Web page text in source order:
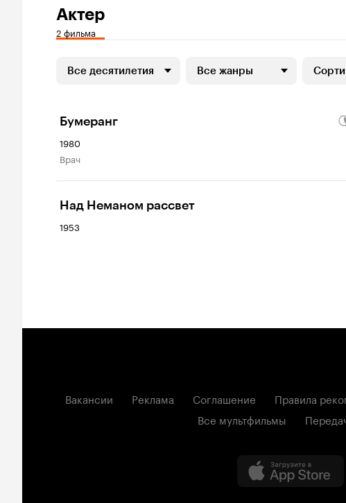
Актер
2 фильма
Все десятилетия Все жанры
Бумеранг
1980
врач
Над Неманом рассвет
1953
Вакансии Реклама Соглашение Правила
Все мультфильмы